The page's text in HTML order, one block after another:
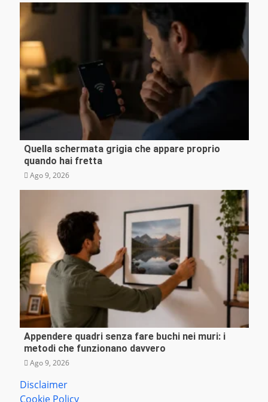
Tecnologia
Quella schermata grigia che appare proprio
quando hai fretta
Ago 9, 2026
Cronaca
Appendere quadri senza fare buchi nei muri: i
metodi che funzionano davvero
Ago 9, 2026
Disclaimer
Cookie Policy